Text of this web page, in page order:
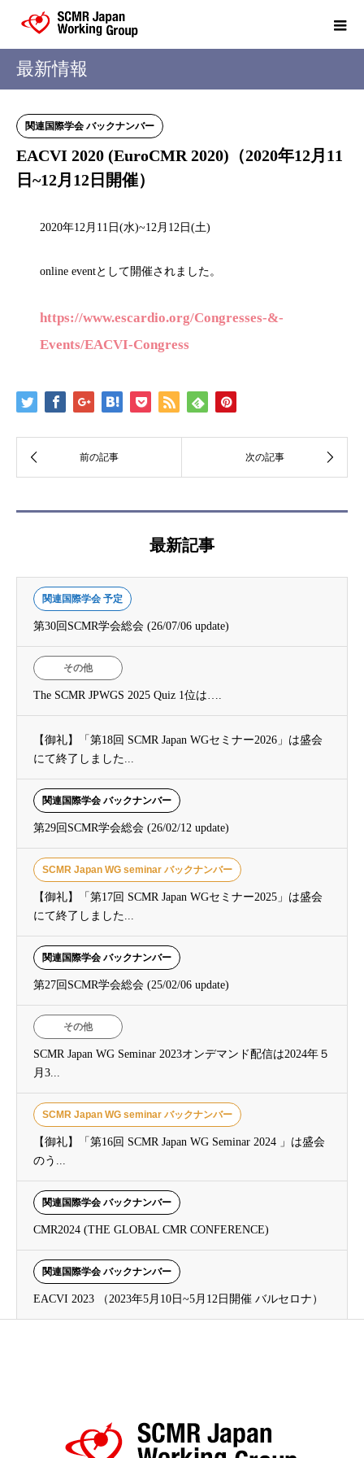
最新情報
関連国際学会 バックナンバー
EACVI 2020 (EuroCMR 2020)（2020年12月11
日~12月12日開催）
2020年12月11日(水)~12月12日(土)
online eventとして開催されました。
https://www.escardio.org/Congresses-&-
Events/EACVI-Congress
最新記事
関連国際学会 予定
第30回SCMR学会総会 (26/07/06 update)
その他
The SCMR JPWGS 2025 Quiz 1位は….
【御礼】「第18回 SCMR Japan WGセミナー2026」は盛会
にて終了しました...
関連国際学会 バックナンバー
第29回SCMR学会総会 (26/02/12 update)
SCMR Japan WG seminar バックナンバー
【御礼】「第17回 SCMR Japan WGセミナー2025」は盛会
にて終了しました...
関連国際学会 バックナンバー
第27回SCMR学会総会 (25/02/06 update)
その他
SCMR Japan WG Seminar 2023オンデマンド配信は2024年５
月3...
SCMR Japan WG seminar バックナンバー
【御礼】「第16回 SCMR Japan WG Seminar 2024 」は盛会
のう...
関連国際学会 バックナンバー
CMR2024 (THE GLOBAL CMR CONFERENCE)
関連国際学会 バックナンバー
EACVI 2023 （2023年5月10日~5月12日開催 バルセロナ）